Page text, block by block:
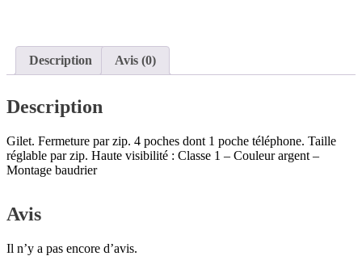
Description Avis (0)
Description
Gilet. Fermeture par zip. 4 poches dont 1 poche téléphone. Taille
réglable par zip. Haute visibilité : Classe 1 – Couleur argent –
Montage baudrier
Avis
Il n’y a pas encore d’avis.